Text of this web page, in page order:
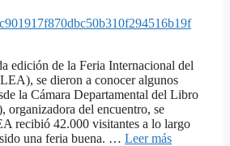
edición de la Feria Internacional del
se dieron a conocer algunos
la Cámara Departamental del Libro
organizadora del encuentro, se
recibió 42.000 visitantes a lo largo
una feria buena. … Leer más